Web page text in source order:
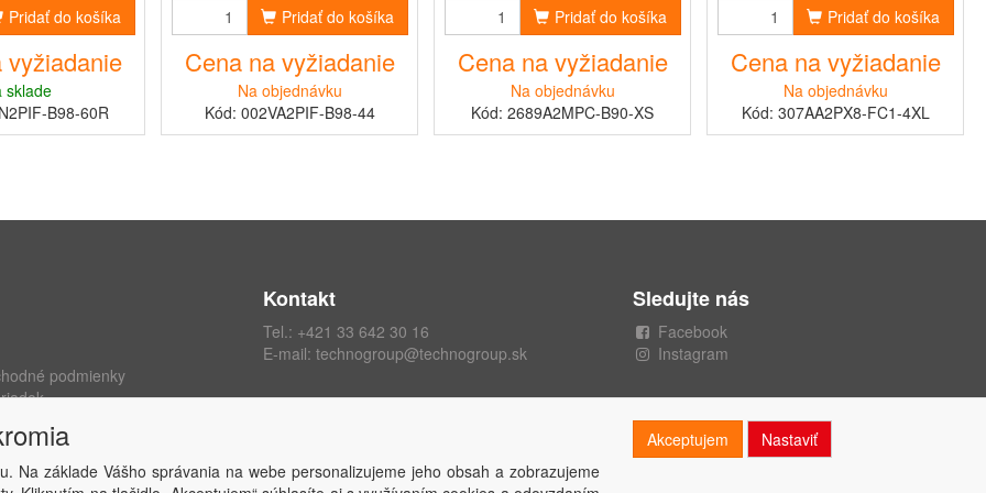
Pridať do košíka
vyžiadanie
sklade
B98-60R
Pridať do košíka
Cena na vyžiadanie
Na objednávku
Kód: 002VA2PIF-B98-44
Pridať do košíka
Cena na vyžiadanie
Na objednávku
Kód: 2689A2MPC-B90-XS
Pridať do košíka
Cena na vyžiadanie
Na objednávku
Kód: 307AA2PX8-FC1-4XL
podmienky
Kontakt
Tel.: +421 33 642 30 16
E-mail: technogroup@technogroup.sk
Sledujte nás
Facebook
Instagram
Na základe Vášho správania na webe personalizujeme jeho obsah a zobrazujeme
Akceptujem Nastaviť